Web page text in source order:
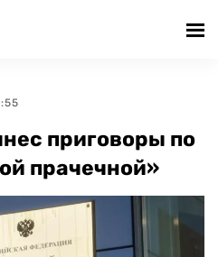
приговоры по
прачечной»